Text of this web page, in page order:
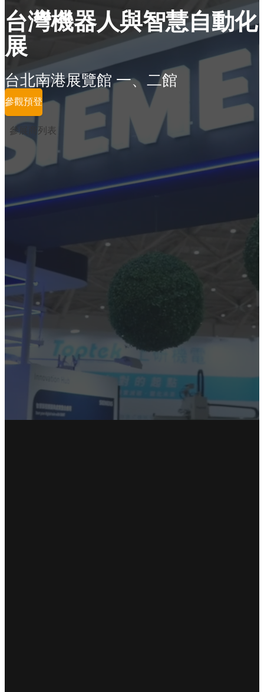
台灣機器人與智慧自動化
展
台北南港展覽館 一、二館
參觀預登
參展商列表